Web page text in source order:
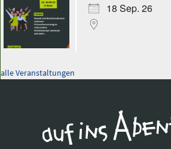
18 Sep. 26
alle Veranstaltungen